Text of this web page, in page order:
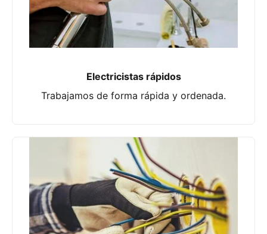
Electricistas rápidos
Trabajamos de forma rápida y ordenada.